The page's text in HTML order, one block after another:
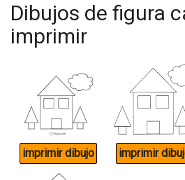
Dibujos de figura
imprimir